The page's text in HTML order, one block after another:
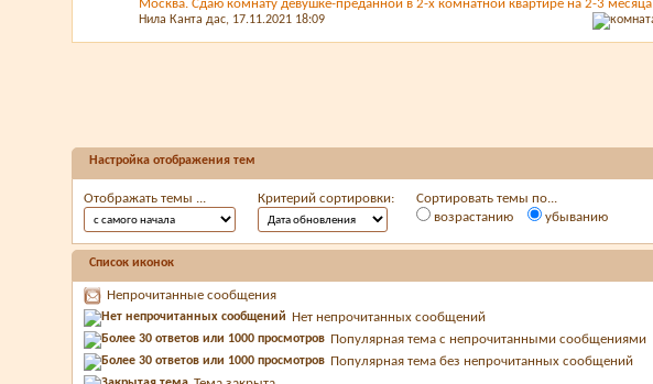
Москва. Сдаю комнату девушке-преданной в 2-х комнатной квартире на 2-3 месяца
Нила Канта дас, 17.11.2021 18:09
Настройка отображения тем
Отображать темы ... Критерий сортировки:
Сортировать темы по...
возрастанию
убыванию
Список иконок
Непрочитанные сообщения
Нет непрочитанных сообщений
Популярная тема с непрочитанными сообщениями
Популярная тема без непрочитанных сообщений